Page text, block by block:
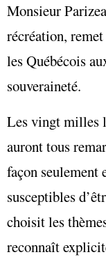
Monsieur
récréation,
les Québécois
souveraineté.
Les vingt milles
auront tous
façon seulement
susceptibles
choisit les
reconnaît